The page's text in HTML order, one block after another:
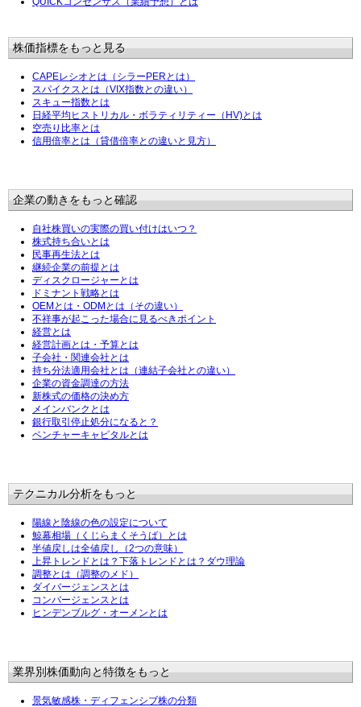
株価指標をもっと見る
CAPEレシオとは（シラーPERとは）
スパイクスとは（VIX指数との違い）
スキュー指数とは
日経平均ヒストリカル・ボラティリティー（HV)とは
空売り比率とは
信用倍率とは（貸借倍率との違いと見方）
企業の動きをもっと確認
自社株買いの実際の買い付けはいつ？
株式持ち合いとは
民事再生法とは
継続企業の前提とは
ディスクロージャーとは
ドミナント戦略とは
OEMとは・ODMとは（その違い）
不祥事が起こった場合に見るべきポイント
経営とは
経営計画とは・予算とは
子会社・関連会社とは
持ち分法適用会社とは（連結子会社との違い）
企業の資金調達の方法
新株式の価格の決め方
メインバンクとは
銀行取引停止処分になると？
ベンチャーキャピタルとは
テクニカル分析をもっと
陽線と陰線の色の設定について
鯨幕相場（くじらまくそうば）とは
半値戻しは全値戻し（2つの意味）
上昇トレンドとは？下落トレンドとは？ダウ理論
調整とは（調整のメド）
ダイバージェンスとは
コンバージェンスとは
ヒンデンブルグ・オーメンとは
業界別株価動向と特徴をもっと
景気敏感株・ディフェンシブ株の分類